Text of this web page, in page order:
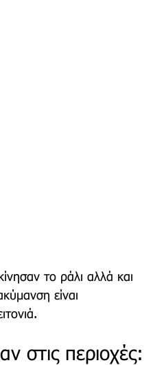
το ράλι αλλά και
είναι
στις περιοχές: